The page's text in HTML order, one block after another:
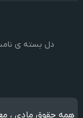
دل بسته ی
همه حقوق مادی ،